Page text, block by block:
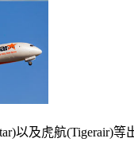
及虎航(Tigerair)